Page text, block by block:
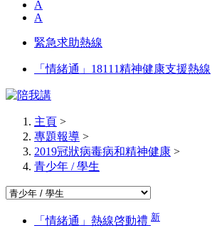
A
A
緊急求助熱線
「情緒通」18111精神健康支援熱線
主頁 >
專題報導 >
2019冠狀病毒病和精神健康 >
青少年 / 學生
「情緒通」熱線啓動禮 新